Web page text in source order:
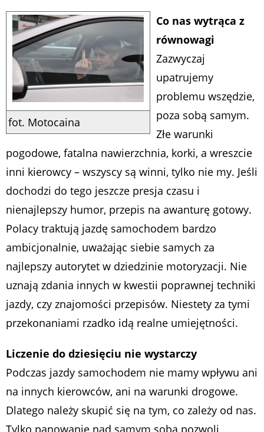
fot. Motocaina
Co nas wytrąca z
równowagi
Zazwyczaj
upatrujemy
problemu wszędzie,
poza sobą samym.
Złe warunki
pogodowe, fatalna nawierzchnia, korki, a wreszcie
inni kierowcy – wszyscy są winni, tylko nie my. Jeśli
dochodzi do tego jeszcze presja czasu i
nienajlepszy humor, przepis na awanturę gotowy.
Polacy traktują jazdę samochodem bardzo
ambicjonalnie, uważając siebie samych za
najlepszy autorytet w dziedzinie motoryzacji. Nie
uznają zdania innych w kwestii poprawnej techniki
jazdy, czy znajomości przepisów. Niestety za tymi
przekonaniami rzadko idą realne umiejętności.
Liczenie do dziesięciu nie wystarczy
Podczas jazdy samochodem nie mamy wpływu ani
na innych kierowców, ani na warunki drogowe.
Dlatego należy skupić się na tym, co zależy od nas.
Tylko panowanie nad samym sobą pozwoli